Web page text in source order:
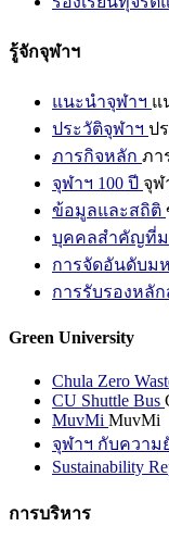
รู้จักจุฬาฯ
แนะนำจุฬาฯ แ
ประวัติจุฬาฯ ป
ภารกิจหลัก ภา
จุฬาฯ 100 ปี จุฬ
ข้อมูลและสถิติ
บุคคลสำคัญที่ม
การจัดอันดับม
การรับรองหลัก
Green University
Chula Zero
CU Shuttle Bus
MuvMi MuvMi
จุฬาฯ กับความ
Sustainability
การบริหาร